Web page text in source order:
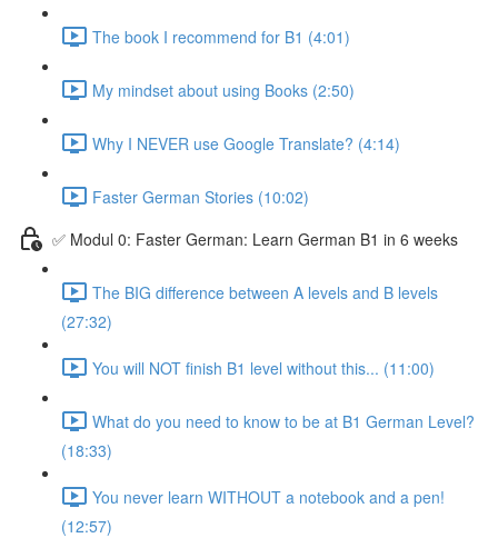
The book I recommend for B1 (4:01)
My mindset about using Books (2:50)
Why I NEVER use Google Translate? (4:14)
Faster German Stories (10:02)
✅ Modul 0: Faster German: Learn German B1 in 6 weeks
The BIG difference between A levels and B levels
(27:32)
You will NOT finish B1 level without this... (11:00)
What do you need to know to be at B1 German Level?
(18:33)
You never learn WITHOUT a notebook and a pen!
(12:57)